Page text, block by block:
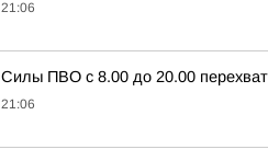
21:06
Силы ПВО с 8.00 до 20.00
21:06